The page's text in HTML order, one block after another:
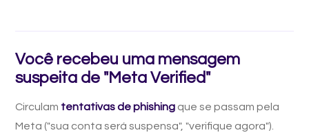
Você recebeu uma mensagem
suspeita de "Meta Verified"
Circulam tentativas de phishing que se passam pela
Meta ("sua conta será suspensa", "verifique agora").